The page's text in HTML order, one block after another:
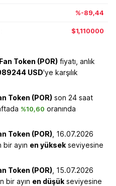
%-89,44
$1,110000
Token (POR) fiyatı, anlık
USD'ye karşılık
Token (POR) son 24 saat
%10,60 oranında
Token (POR) , 16.07.2026
bir ayın en yüksek seviyesine
Token (POR) , 15.07.2026
bir ayın en düşük seviyesine